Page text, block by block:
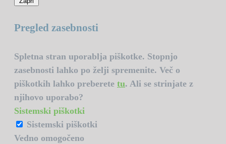
Pregled zasebnosti
Spletna stran uporablja piškotke. Stopnjo
zasebnosti lahko po želji spremenite. Več o
piškotkih lahko preberete tu. Ali se strinjate z
njihovo uporabo?
Sistemski piškotki
Sistemski piškotki
Vedno omogočeno